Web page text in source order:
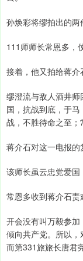
孙焕彩将缪拍出的两
111师师长常恩多，
接着，他又拍给蒋介
缪澄流与敌人酒井
国，抗战到底，于
战，不胜待命之至；
蒋介石对这一电报的
该师长虽云忠党爱
常恩多收到蒋介石责
开会没有叫万毅参
倾向共产党。所以，
而第331旅旅长唐君